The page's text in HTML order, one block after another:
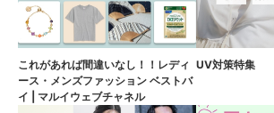
これがあれば間違いなし！！レディ
ース・メンズファッション ベストバ
イ | マルイウェブチャネル
UV対策特集